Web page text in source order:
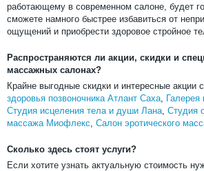
работающему в современном салоне, будет
сможете намного быстрее избавиться от
ощущений и приобрести здоровое стройное
Распространяются ли акции, скидки и
массажных салонах?
Крайне выгодные скидки и интересные акции
здоровья позвоночника Атлант Саха
Галерея
Студия исцеления тела и души Лана Студия
массажа Миофлекс Салон эротического
Сколько здесь стоят услуги?
Если хотите узнать актуальную стоимость